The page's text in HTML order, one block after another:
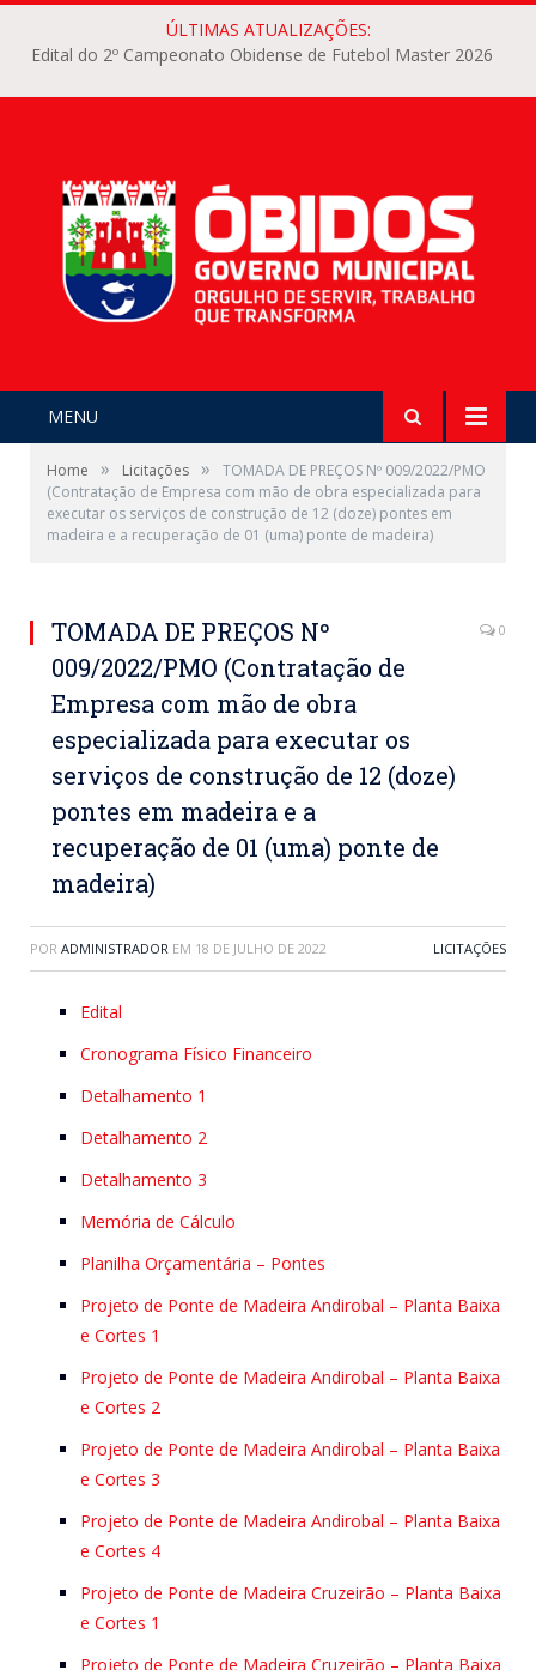
ÚLTIMAS ATUALIZAÇÕES:
Edital do 2º Campeonato Obidense de Futebol Master 2026
MENU
Home » Licitações »
TOMADA DE PREÇOS Nº 009/2022/PMO
(Contratação de Empresa com mão de obra especializada para
executar os serviços de construção de 12 (doze) pontes em
madeira e a recuperação de 01 (uma) ponte de madeira)
TOMADA DE PREÇOS Nº
009/2022/PMO (Contratação de
Empresa com mão de obra
especializada para executar os
serviços de construção de 12 (doze)
pontes em madeira e a
recuperação de 01 (uma) ponte de
madeira)
0
POR ADMINISTRADOR EM 18 DE JULHO DE 2022 LICITAÇÕES
Edital
Cronograma Físico Financeiro
Detalhamento 1
Detalhamento 2
Detalhamento 3
Memória de Cálculo
Planilha Orçamentária – Pontes
Projeto de Ponte de Madeira Andirobal – Planta Baixa
e Cortes 1
Projeto de Ponte de Madeira Andirobal – Planta Baixa
e Cortes 2
Projeto de Ponte de Madeira Andirobal – Planta Baixa
e Cortes 3
Projeto de Ponte de Madeira Andirobal – Planta Baixa
e Cortes 4
Projeto de Ponte de Madeira Cruzeirão – Planta Baixa
e Cortes 1
Projeto de Ponte de Madeira Cruzeirão – Planta Baixa